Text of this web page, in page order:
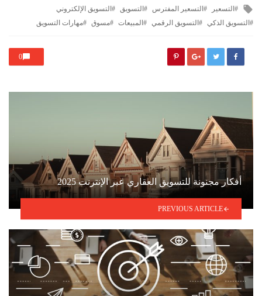
Tagged
التسعير التسعير المفترس التسويق
التسويق الإلكتروني
التسويق الذكي
التسويق الرقمي المبيعات مسوق مهارات التسويق
0
أفكار مجنونة للتسويق العقاري عبر الإنترنت 2025
PREVIOUS ARTICLE